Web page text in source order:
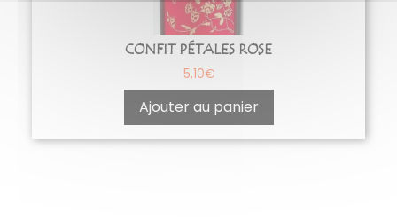
CONFIT PÉTALES ROSE
5,10€
Ajouter au panier